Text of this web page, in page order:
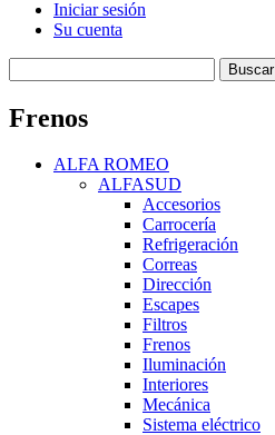
Iniciar sesión
Su cuenta
Buscar
Frenos
ALFA ROMEO
ALFASUD
Accesorios
Carrocería
Refrigeración
Correas
Dirección
Escapes
Filtros
Frenos
Iluminación
Interiores
Mecánica
Sistema eléctrico